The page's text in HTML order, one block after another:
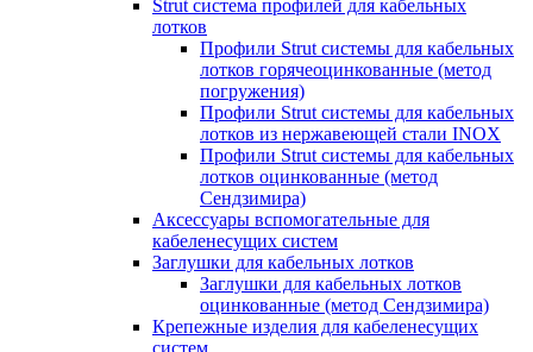
Strut система профилей для кабельных
лотков
Профили Strut системы для кабельных
лотков горячеоцинкованные (метод
погружения)
Профили Strut системы для кабельных
лотков из нержавеющей стали INOX
Профили Strut системы для кабельных
лотков оцинкованные (метод
Сендзимира)
Аксессуары вспомогательные для
кабеленесущих систем
Заглушки для кабельных лотков
Заглушки для кабельных лотков
оцинкованные (метод Сендзимира)
Крепежные изделия для кабеленесущих
систем